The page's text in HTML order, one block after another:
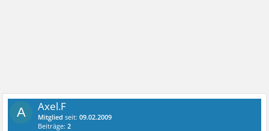
A Axel.F
Mitglied seit:09.02.2009
Beiträge:2